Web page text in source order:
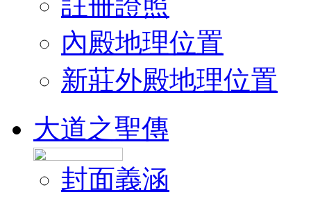
內殿地理位置
新莊外殿地理位置
大道之聖傳
封面義涵